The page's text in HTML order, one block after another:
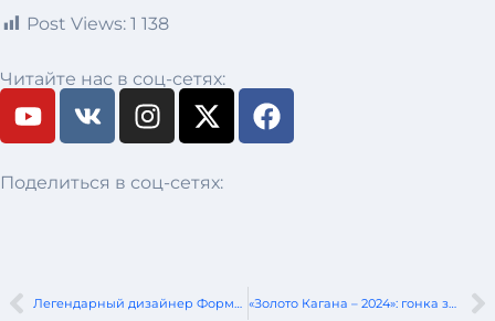
Post Views: 1 138
Читайте нас в соц-сетях:
Поделиться в соц-сетях:
«Золото Кагана – 2024»: гонка за гранью возможностей